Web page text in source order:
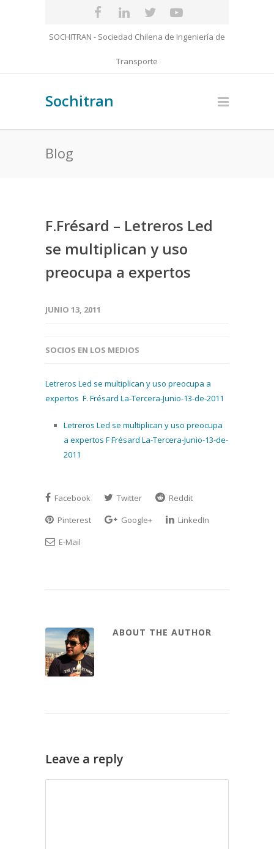
SOCHITRAN - Sociedad Chilena de Ingeniería de
Transporte
Sochitran
Blog
F.Frésard – Letreros Led
se multiplican y uso
preocupa a expertos
JUNIO 13, 2011
SOCIOS EN LOS MEDIOS
Letreros Led se multiplican y uso preocupa a
expertos F. Frésard La-Tercera-Junio-13-de-2011
Letreros Led se multiplican y uso preocupa
a expertos F Frésard La-Tercera-Junio-13-de-
2011
Facebook Twitter
Reddit
Pinterest
Google+
LinkedIn
E-Mail
ABOUT THE AUTHOR
Leave a reply